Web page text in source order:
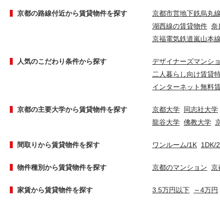
京都の路線付近から賃貸物件を探す
京都市営地下鉄烏丸
湖西線の賃貸物件 奈
京福電気鉄道嵐山本
人気のこだわり条件から探す
デザイナーズマンシ
二人暮らし向け賃貸
インターネット無料
京都の主要大学から賃貸物件を探す 京都大学 同志社大学
龍谷大学 佛教大学
間取りから賃貸物件を探す ワンルーム/1K 1DK/
物件種別から賃貸物件を探す 京都のマンション 京
家賃から賃貸物件を探す 3.5万円以下 ～4万円